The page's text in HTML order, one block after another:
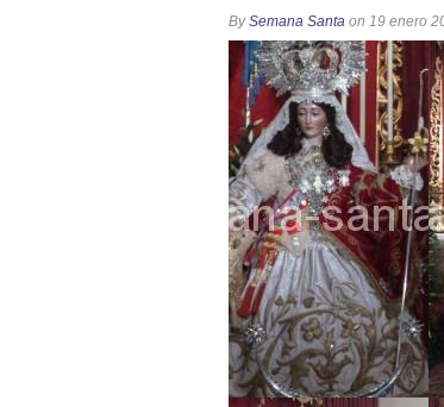
Función
Besapié y
Gitanos:
Besamanos del
BySemana Santa on 19 enero